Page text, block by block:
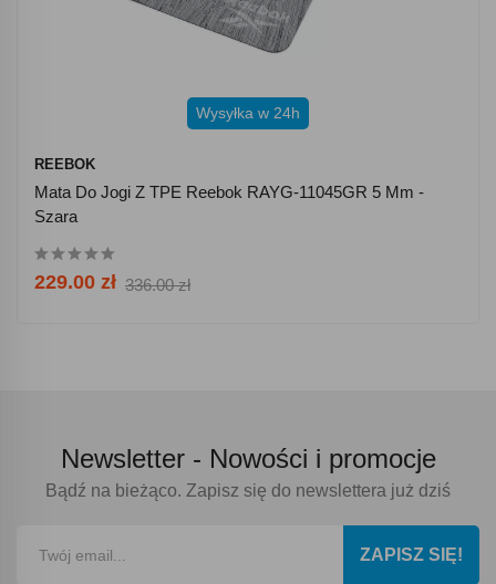
Wysyłka w 24h
REEBOK
Mata Do Jogi Z TPE Reebok RAYG-11045GR 5 Mm -
Szara
229.00 zł 336.00 zł
Newsletter - Nowości i promocje
Bądź na bieżąco. Zapisz się do newslettera już dziś
ZAPISZ SIĘ!